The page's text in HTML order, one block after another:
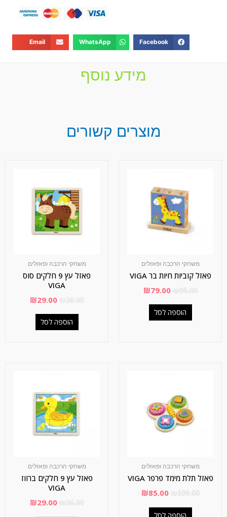
Facebook
WhatsApp
Email
מידע נוסף
מוצרים קשורים
משחקי הרכבה ופאזלים
פאזל קוביות חיות בר VIGA
₪79.00
הוספה לסל
משחקי הרכבה ופאזלים
פאזל תלת מימד פרפר VIGA
₪85.00
הוספה לסל
משחקי הרכבה ופאזלים
פאזל עץ 9 חלקים ברווז
VIGA
₪29.00
משחקי הרכבה ופאזלים
פאזל עץ 9 חלקים סוס
VIGA
₪29.00
הוספה לסל